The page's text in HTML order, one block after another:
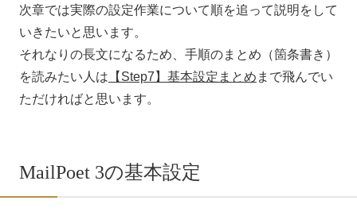
次章では実際の設定作業について順を追って説明をして
いきたいと思います。
それなりの長文になるため、手順のまとめ（箇条書き）
を読みたい人は 【Step7】基本設定まとめ まで飛んでい
ただければと思います。
MailPoet 3の基本設定